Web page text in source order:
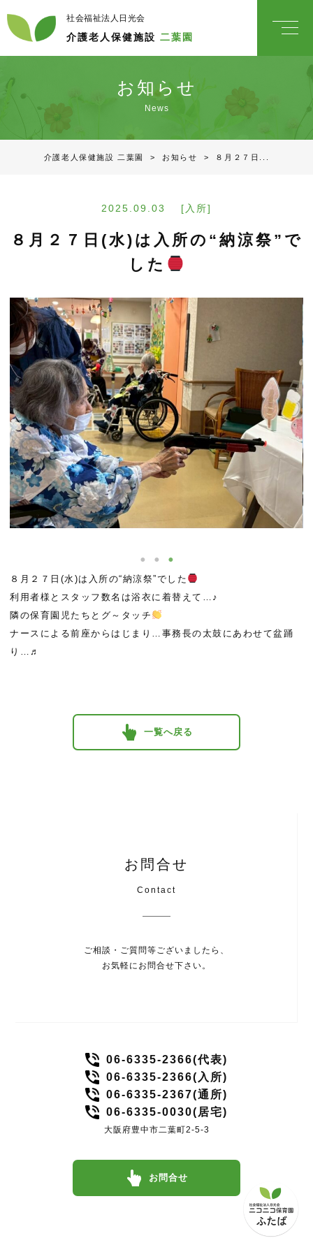
社会福祉法人日光会
介護老人保健施設 二葉園
お知らせ
News
介護老人保健施設 二葉園 > お知らせ > ８月２７日...
2025.09.03 [入所]
８月２７日(水)は入所の“納涼祭”で
した
８月２７日(水)は入所の“納涼祭”でした
利用者様とスタッフ数名は浴衣に着替えて…♪
隣の保育園児たちとグ～タッチ
ナースによる前座からはじまり…事務長の太鼓にあわせて盆踊
り…♬
一覧へ戻る
お問合せ
Contact
ご相談・ご質問等ございましたら、
お気軽にお問合せ下さい。
06-6335-2366(代表)
06-6335-2366(入所)
06-6335-2367(通所)
06-6335-0030(居宅)
大阪府豊中市二葉町2-5-3
お問合せ